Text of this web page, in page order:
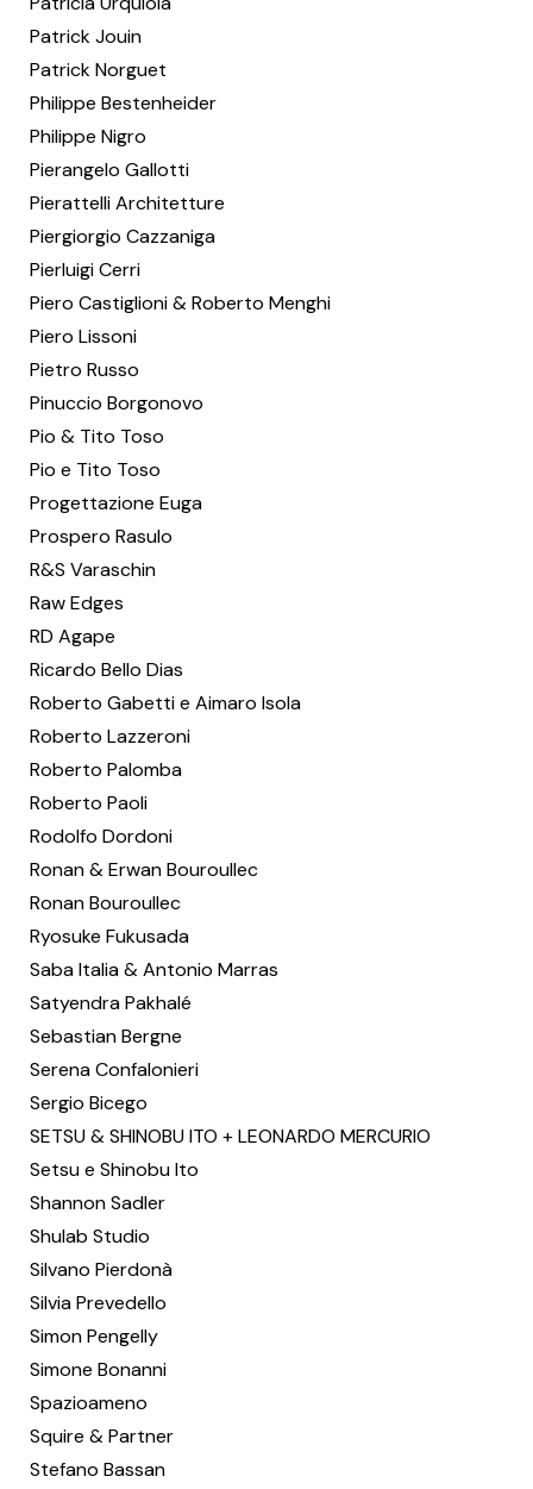
Patrick Jouin
Patrick Norguet
Philippe Bestenheider
Philippe Nigro
Pierangelo Gallotti
Pierattelli Architetture
Piergiorgio Cazzaniga
Pierluigi Cerri
Piero Castiglioni & Roberto Menghi
Piero Lissoni
Pietro Russo
Pinuccio Borgonovo
Pio & Tito Toso
Pio e Tito Toso
Progettazione Euga
Prospero Rasulo
R&S Varaschin
Raw Edges
RD Agape
Ricardo Bello Dias
Roberto Gabetti e Aimaro Isola
Roberto Lazzeroni
Roberto Palomba
Roberto Paoli
Rodolfo Dordoni
Ronan & Erwan Bouroullec
Ronan Bouroullec
Ryosuke Fukusada
Saba Italia & Antonio Marras
Satyendra Pakhalé
Sebastian Bergne
Serena Confalonieri
Sergio Bicego
SETSU & SHINOBU ITO + LEONARDO MERCURIO
Setsu e Shinobu Ito
Shannon Sadler
Shulab Studio
Silvano Pierdonà
Silvia Prevedello
Simon Pengelly
Simone Bonanni
Spazioameno
Squire & Partner
Stefano Bassan